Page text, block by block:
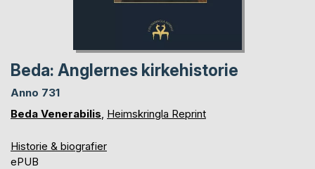
Beda: Anglernes kirkehistorie
Anno 731
Beda Venerabilis, Heimskringla Reprint
Historie & biografier
ePUB